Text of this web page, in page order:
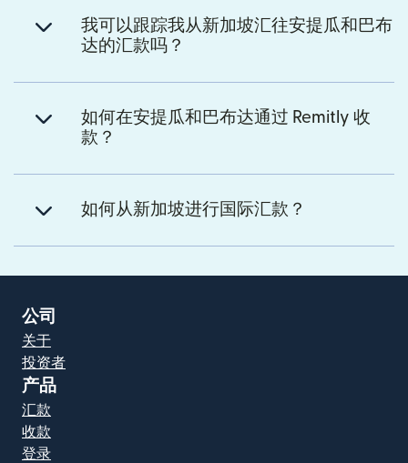
我可以跟踪我从新加坡汇往安提瓜和巴布
达的汇款吗？
如何在安提瓜和巴布达通过 Remitly 收
款？
如何从新加坡进行国际汇款？
公司
关于
投资者
产品
汇款
收款
登录